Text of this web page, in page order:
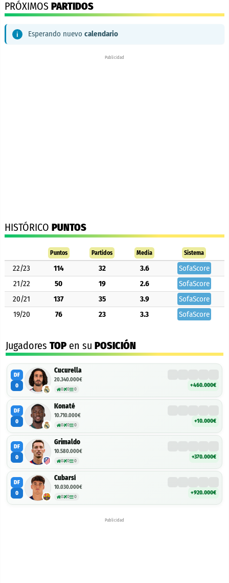
PRÓXIMOS PARTIDOS
Esperando nuevo calendario
Publicidad
HISTÓRICO PUNTOS
Puntos Partidos Media Sistema
22/23 114 32 3.6
SofaScore
21/22
50 19 2.6
SofaScore
20/21
137 35 3.9
SofaScore
19/20
76 23 3.3 SofaScore
Jugadores TOP en su POSICIÓN
DF
0
Cucurella
20.340.000€
0 0 0
+460.000€
DF
0
Konaté
10.710.000€
0 0 0
+10.000€
DF
0
Grimaldo
10.580.000€
0 0 0
+370.000€
DF
0
Cubarsí
10.030.000€
0 0 0
+920.000€
Publicidad